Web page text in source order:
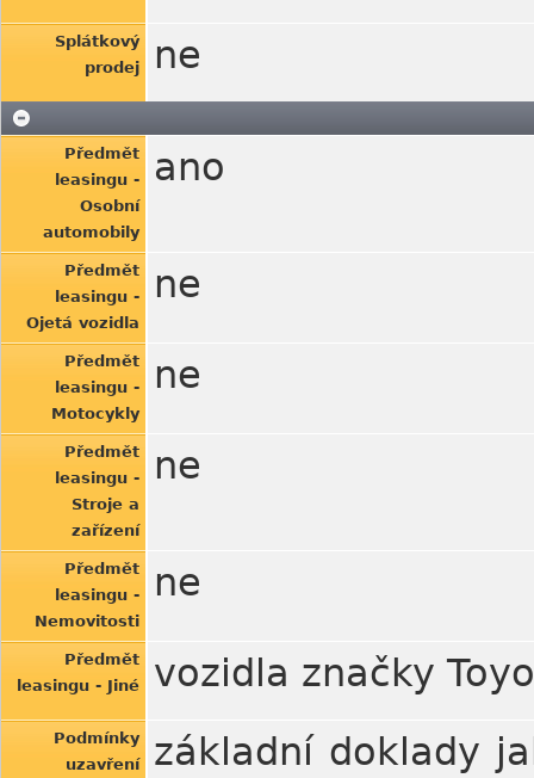
Splátkový
prodej
ne
Předmět
leasingu -
Osobní
automobily
ano
Předmět
leasingu -
Ojetá vozidla
ne
Předmět
leasingu -
Motocykly
ne
Předmět
leasingu -
Stroje a
zařízení
ne
Předmět
leasingu -
Nemovitosti
ne
Předmět
leasingu - Jiné
vozidla značky
Podmínky
uzavření
základní doklady